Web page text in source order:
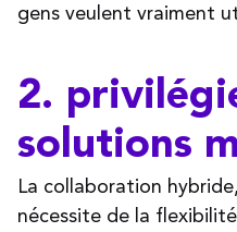
gens veulent vraiment
2.
solutions
La collaboration
nécessite de la